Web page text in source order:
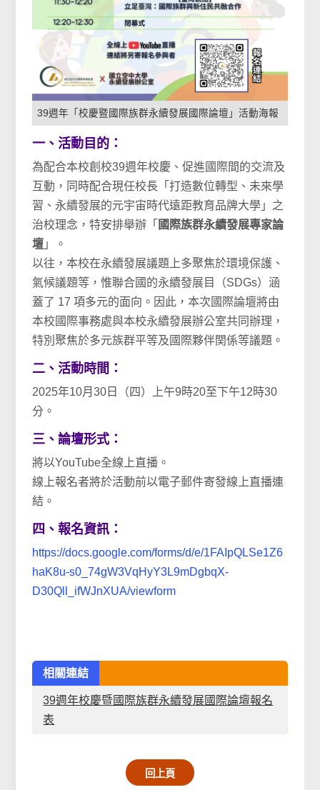
39週年「校慶暨國際族群永續發展國際論壇」活動海報
一、活動目的：
為配合本校創校39週年校慶、促進國際間的交流及
互動，同時配合現任校長「打造數位轉型、未來學
習、永續發展的元宇宙時代遠距教育品牌大學 」之
治校理念，特安排舉辦「 國際族群永續發展專家論
壇 」。
以往，本校在永續發展議題上多聚焦於環境保護、
氣候議題等，惟聯合國的永續發展目（SDGs）涵
蓋了 17 項多元的面向。因此，本次國際論壇將由
本校國際事務處與本校永續發展辦公室共同辦理，
特別聚焦於多元族群平等及國際夥伴関係等議題。
二、活動時間：
2025年10月30日（四）上午9時20至下午12時30
分。
三、論壇形式：
將以YouTube全線上直播。
線上報名者將於活動前以電子郵件寄發線上直播連
結。
四、報名資訊：
https://docs.google.com/forms/d/e/1FAIpQLSe1Z6
haK8u-s0_74gW3VqHyY3L9mDgbqX-
D30Qll_ifWJnXUA/viewform
相關連結
39週年校慶暨國際族群永續發展國際論壇報名
表
回上頁